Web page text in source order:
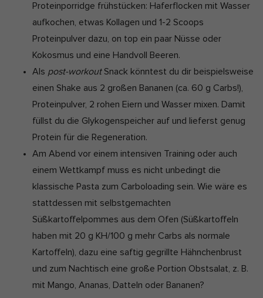
Proteinporridge frühstücken: Haferflocken mit Wasser
aufkochen, etwas Kollagen und 1-2 Scoops
Proteinpulver dazu, on top ein paar Nüsse oder
Kokosmus und eine Handvoll Beeren.
Als post-workoutSnack könntest du dir beispielsweise
einen Shake aus 2 großen Bananen (ca. 60 g Carbs!),
Proteinpulver, 2 rohen Eiern und Wasser mixen. Damit
füllst du die Glykogenspeicher auf und lieferst genug
Protein für die Regeneration.
Am Abend vor einem intensiven Training oder auch
einem Wettkampf muss es nicht unbedingt die
klassische Pasta zum Carboloading sein. Wie wäre es
stattdessen mit selbstgemachten
Süßkartoffelpommes aus dem Ofen (Süßkartoffeln
haben mit 20 g KH/100 g mehr Carbs als normale
Kartoffeln), dazu eine saftig gegrillte Hähnchenbrust
und zum Nachtisch eine große Portion Obstsalat, z. B.
mit Mango, Ananas, Datteln oder Bananen?